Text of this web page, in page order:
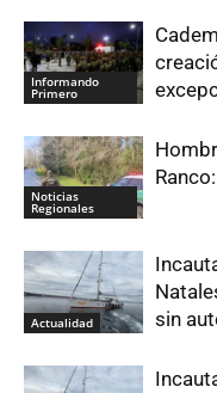
Informando
Primero
Noticias
Regionales
Actualidad
sin